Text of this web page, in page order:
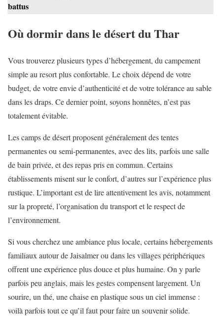
battus
Où dormir dans le désert du Thar
Vous trouverez plusieurs types d’hébergement, du campement
simple au resort plus confortable. Le choix dépend de votre
budget, de votre envie d’authenticité et de votre tolérance au sable
dans les draps. Ce dernier point, soyons honnêtes, n’est pas
totalement évitable.
Les camps de désert proposent généralement des tentes
permanentes ou semi-permanentes, avec des lits, parfois une salle
de bain privée, et des repas pris en commun. Certains
établissements misent sur le confort, d’autres sur l’expérience plus
rustique. L’important est de lire attentivement les avis, notamment
sur la propreté, l’organisation du transport et le respect de
l’environnement.
Si vous cherchez une ambiance plus locale, certains hébergements
familiaux autour de Jaisalmer ou dans les villages périphériques
offrent une expérience plus douce et plus humaine. On y parle
parfois peu anglais, mais les gestes compensent largement. Un
sourire, un thé, une chaise en plastique sous un ciel immense :
voilà parfois tout ce qu’il faut pour faire un souvenir solide.